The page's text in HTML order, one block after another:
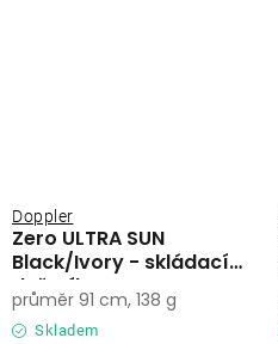
Zero ULTRA SUN
Black/Ivory - skládací
deštník
Doppler
Skladem
průměr 91 cm, 138 g